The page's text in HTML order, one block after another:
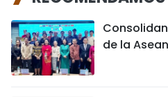
de la